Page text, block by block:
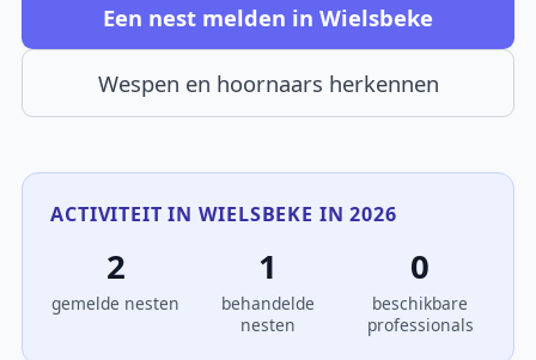
Een nest melden in Wielsbeke
Wespen en hoornaars herkennen
ACTIVITEIT IN WIELSBEKE IN 2026
2
gemelde nesten
1
behandelde
nesten
0
beschikbare
professionals